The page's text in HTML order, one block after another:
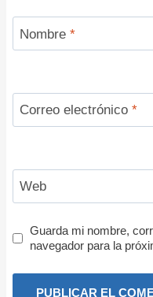
Nombre *
Correo electrónico *
Web
Guarda mi nombre,
navegador para la